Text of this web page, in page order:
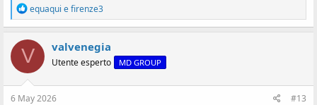
R
e
a
z
i
o
n
i
:
equaqui efirenze3
V valvenegia
Utente esperto MD GROUP
6 May 2026 #13